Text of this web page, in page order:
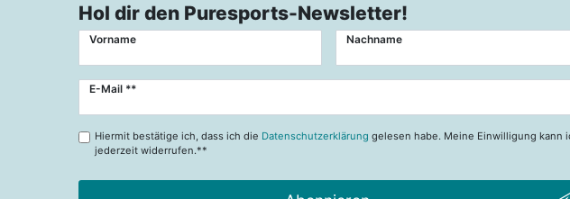
Hol dir den Puresports-Newsletter!
Vorname Nachname
E-Mail **
Newsletter
Hiermit bestätige ich, dass ich die Datenschutzerklärung gelesen habe. Meine Einwilligung kann
jederzeit widerrufen.**